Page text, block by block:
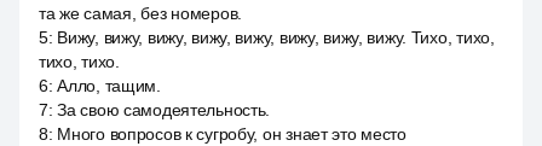
та же самая, без номеров.
5: Вижу, вижу, вижу, вижу, вижу, вижу, вижу, вижу. Тихо, тихо,
тихо, тихо.
6:Алло, тащим.
7:За свою самодеятельность.
8: Много вопросов к сугробу, он знает это место